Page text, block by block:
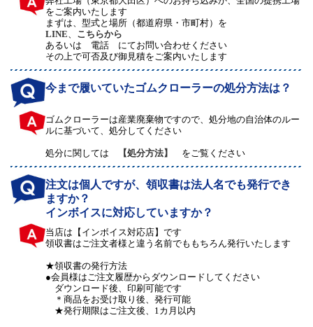
をご案内いたします
まずは、型式と場所（都道府県・市町村）を
LINE
こちらから
あるいは 電話 にてお問い合わせください
その上で可否及び御見積をご案内いたします
今まで履いていたゴムクローラーの処分方法は？
ゴムクローラーは産業廃棄物ですので、処分地の自治体のルー
ルに基づいて、処分してください
処分に関しては 【処分方法】 をご覧ください
注文は個人ですが、領収書は法人名でも発行でき
ますか？
インボイスに対応していますか？
当店は【インボイス対応店】です
領収書はご注文者様と違う名前でももちろん発行いたします
★領収書の発行方法
●会員様はご注文履歴からダウンロードしてください
ダウンロード後、印刷可能です
＊商品をお受け取り後、発行可能
★発行期限はご注文後、1カ月以内